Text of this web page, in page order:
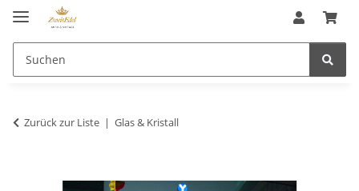
Zurück zur Liste Glas & Kristall